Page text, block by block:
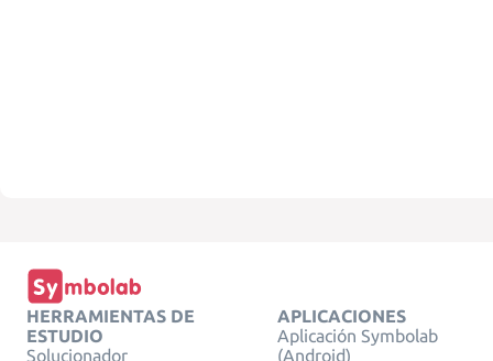
HERRAMIENTAS DE
ESTUDIO
Solucionador
APLICACIONES
Aplicación Symbolab
(Android)